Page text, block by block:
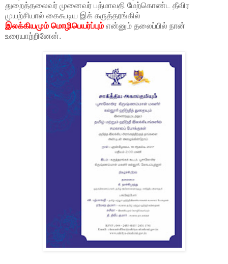
துறைத்தலைவர் முனைவர் பத்மாவதி மேற்கொண்ட தீவிர
முயற்சியால் கைகூடிய இக் கருத்தரங்கில்
இலக்கியமும் மொழிபெயர்ப்பும் என்னும் தலைப்பில் நான்
உரையாற்றினேன்.